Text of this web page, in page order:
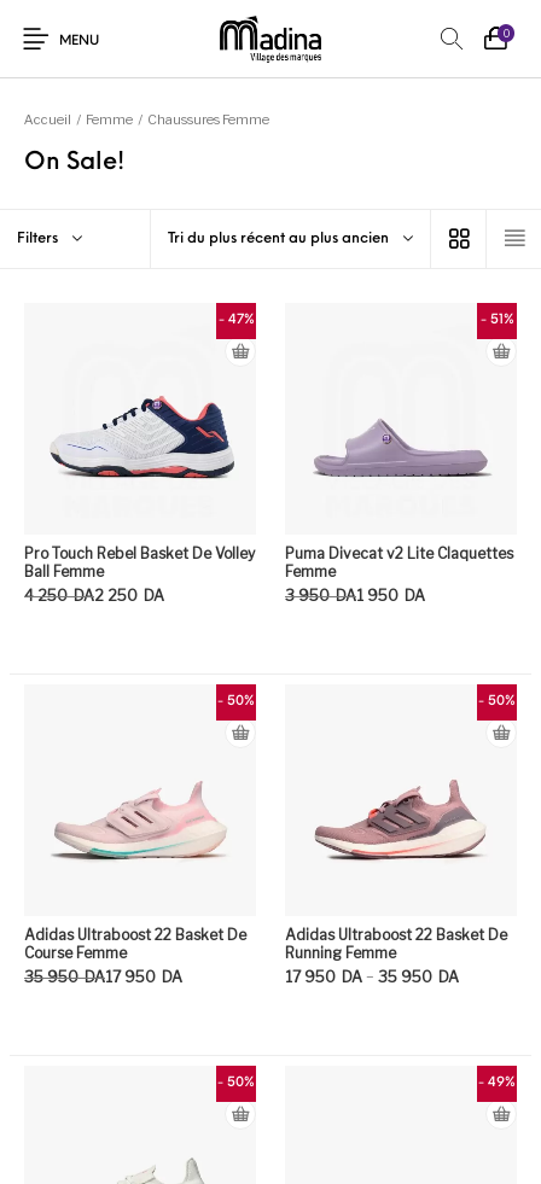
MENU
0
Accueil / Femme / Chaussures Femme
On Sale!
Filters Tri du plus récent au plus ancien
- 47%
Pro Touch Rebel Basket De Volley
Ball Femme
4 250 DA
Le prix initial était : 4 250DA.
2 250 DA
Le prix actuel est : 2 250DA.
- 51%
Puma Divecat v2 Lite Claquettes
Femme
3 950 DA
Le prix initial était : 3 950DA.
1 950 DA
Le prix actuel est : 1 950DA.
- 50%
Adidas Ultraboost 22 Basket De
Course Femme
35 950 DA
Le prix initial était : 35 950DA.
17 950 DA
Le prix actuel est : 17 950DA.
- 50%
Adidas Ultraboost 22 Basket De
Running Femme
17 950 DA – 35 950 DA
Plage de prix : 17 950DA à 35
- 50% - 49%